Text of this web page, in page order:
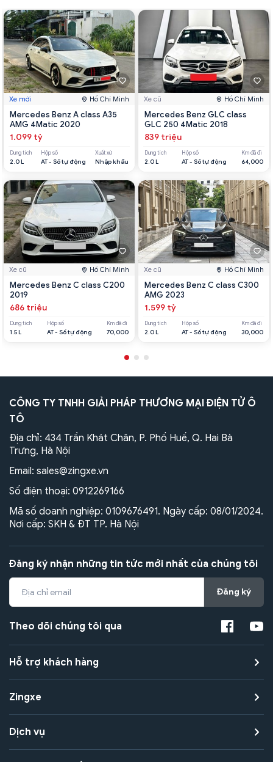
Xe mới Hồ Chí Minh
Mercedes Benz A class A35
AMG 4Matic 2020
1.099 tỷ
Dung tích
2.0 L
Hộp số
AT - Số tự động
Xuất xứ
Nhập khẩu
Xe cũ Hồ Chí Minh
Mercedes Benz C class C200
2019
686 triệu
Dung tích
1.5 L
Hộp số
AT - Số tự động
Km đã đi
70,000
Xe cũ Hồ Chí Minh
Mercedes Benz GLC class
GLC 250 4Matic 2018
839 triệu
Dung tích
2.0 L
Hộp số
AT - Số tự động
Km đã đi
64,000
Xe cũ Hồ Chí Minh
Mercedes Benz C class C300
AMG 2023
1.599 tỷ
Dung tích
2.0 L
Hộp số
AT - Số tự động
Km đã đi
30,000
CÔNG TY TNHH GIẢI PHÁP THƯƠNG MẠI ĐIỆN TỬ Ô
TÔ
Địa chỉ: 434 Trần Khát Chân, P. Phố Huế, Q. Hai Bà
Trưng, Hà Nội
Email: sales@zingxe.vn
Số điện thoại: 0912269166
Mã số doanh nghiệp: 0109676491. Ngày cấp: 08/01/2024.
Nơi cấp: SKH & ĐT TP. Hà Nội
Đăng ký nhận những tin tức mới nhất của chúng tôi
Đăng ký
Theo dõi chúng tôi qua
Hỗ trợ khách hàng
Zingxe
Dịch vụ